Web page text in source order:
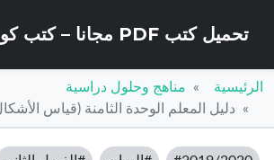
تحميل كتب PDF مجانا – كتب كو
الرئيسية
مناهج وحلول دراسية
دليل المعلم الوحدة الثامنة (قياس